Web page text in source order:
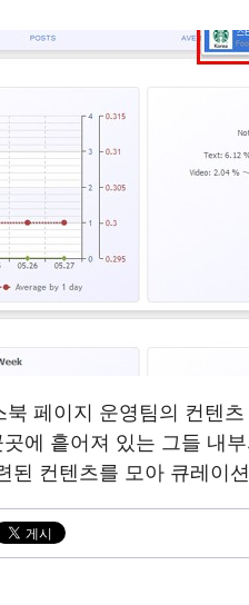
페이지 운영팀의 컨텐
에 흩어져 있는 그들 내
된 컨텐츠를 모아 큐레이